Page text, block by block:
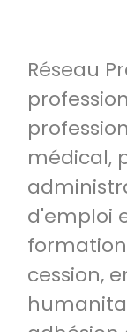
Réseau
médical,
d'emploi
cession,